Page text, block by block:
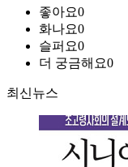
좋아요0
화나요0
슬퍼요0
더 궁금해요0
최신뉴스